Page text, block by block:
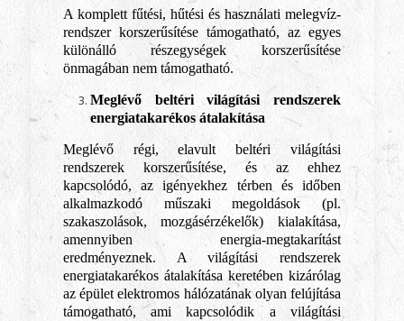
A komplett fűtési, hűtési és használati melegvíz-
rendszer korszerűsítése támogatható, az egyes
különálló részegységek korszerűsítése
önmagában nem támogatható.
Meglévő beltéri világítási rendszerek
energiatakarékos átalakítása
Meglévő régi, elavult beltéri világítási
rendszerek korszerűsítése, és az ehhez
kapcsolódó, az igényekhez térben és időben
alkalmazkodó műszaki megoldások (pl.
szakaszolások, mozgásérzékelők) kialakítása,
amennyiben energia-megtakarítást
eredményeznek. A világítási rendszerek
energiatakarékos átalakítása keretében kizárólag
az épület elektromos hálózatának olyan felújítása
támogatható, ami kapcsolódik a világítási